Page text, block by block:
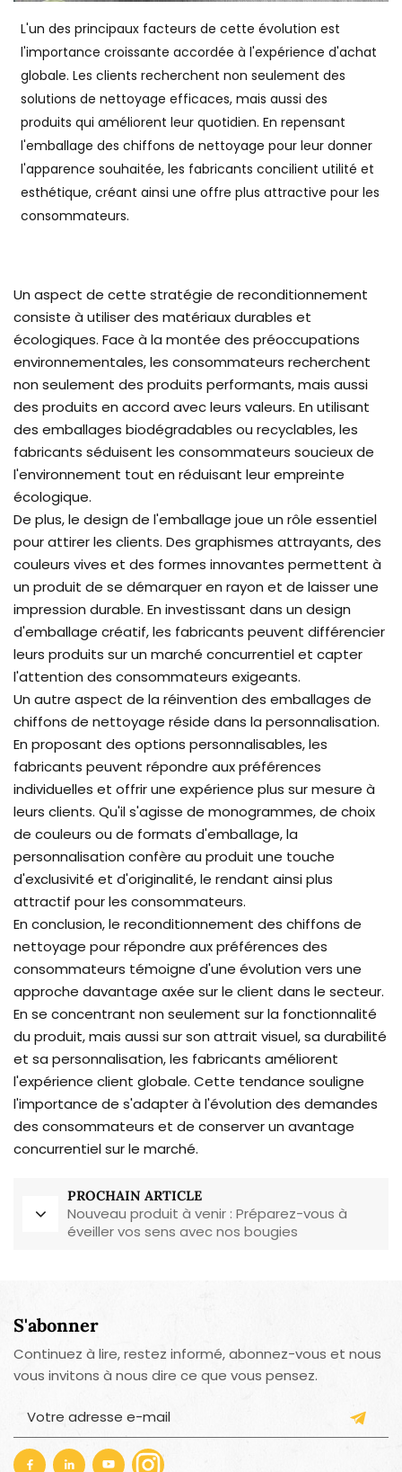
L'un des principaux facteurs de cette évolution est
l'importance croissante accordée à l'expérience d'achat
globale. Les clients recherchent non seulement des
solutions de nettoyage efficaces, mais aussi des
produits qui améliorent leur quotidien. En repensant
l'emballage des chiffons de nettoyage pour leur donner
l'apparence souhaitée, les fabricants concilient utilité et
esthétique, créant ainsi une offre plus attractive pour les
consommateurs.
Un aspect de cette stratégie de reconditionnement
consiste à utiliser des matériaux durables et
écologiques. Face à la montée des préoccupations
environnementales, les consommateurs recherchent
non seulement des produits performants, mais aussi
des produits en accord avec leurs valeurs. En utilisant
des emballages biodégradables ou recyclables, les
fabricants séduisent les consommateurs soucieux de
l'environnement tout en réduisant leur empreinte
écologique.
De plus, le design de l'emballage joue un rôle essentiel
pour attirer les clients. Des graphismes attrayants, des
couleurs vives et des formes innovantes permettent à
un produit de se démarquer en rayon et de laisser une
impression durable. En investissant dans un design
d'emballage créatif, les fabricants peuvent différencier
leurs produits sur un marché concurrentiel et capter
l'attention des consommateurs exigeants.
Un autre aspect de la réinvention des emballages de
chiffons de nettoyage réside dans la personnalisation.
En proposant des options personnalisables, les
fabricants peuvent répondre aux préférences
individuelles et offrir une expérience plus sur mesure à
leurs clients. Qu'il s'agisse de monogrammes, de choix
de couleurs ou de formats d'emballage, la
personnalisation confère au produit une touche
d'exclusivité et d'originalité, le rendant ainsi plus
attractif pour les consommateurs.
En conclusion, le reconditionnement des chiffons de
nettoyage pour répondre aux préférences des
consommateurs témoigne d'une évolution vers une
approche davantage axée sur le client dans le secteur.
En se concentrant non seulement sur la fonctionnalité
du produit, mais aussi sur son attrait visuel, sa durabilité
et sa personnalisation, les fabricants améliorent
l'expérience client globale. Cette tendance souligne
l'importance de s'adapter à l'évolution des demandes
des consommateurs et de conserver un avantage
concurrentiel sur le marché.
PROCHAIN ARTICLE
Nouveau produit à venir : Préparez-vous à
éveiller vos sens avec nos bougies
S'abonner
Continuez à lire, restez informé, abonnez-vous et nous
vous invitons à nous dire ce que vous pensez.